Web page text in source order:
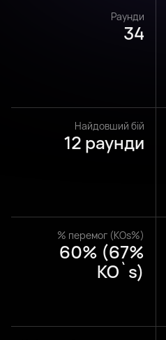
Раунди
34
Найдовший бій
12 раунди
% перемог (KOs%)
60% (67%
KO`s)